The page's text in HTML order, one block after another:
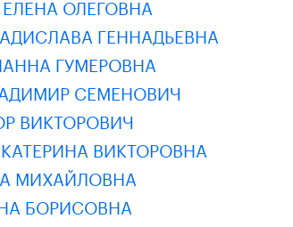
ОЛЕГОВНА
ГЕННАДЬЕВНА
ГУМЕРОВНА
СЕМЕНОВИЧ
ВИКТОРОВИЧ
ВИКТОРОВНА
МИХАЙЛОВНА
БОРИСОВНА